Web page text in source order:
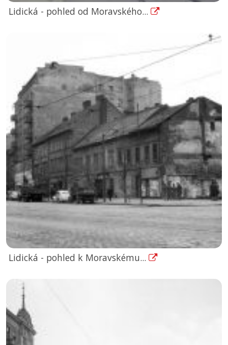
Lidická - pohled od Moravského...
Lidická - pohled k Moravskému...